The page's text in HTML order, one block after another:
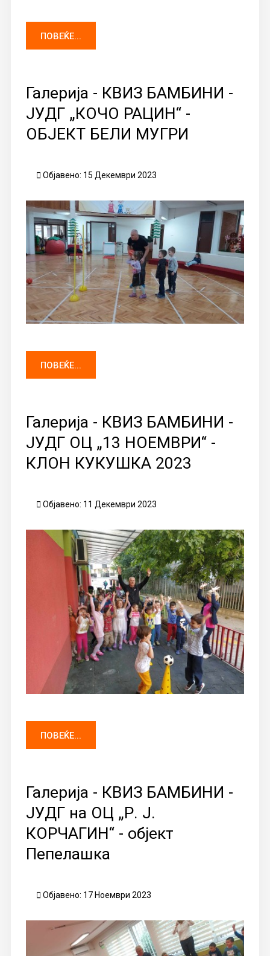
ПОВЕЌЕ...
Галерија - КВИЗ БАМБИНИ -
ЈУДГ „КОЧО РАЦИН“ -
ОБЈЕКТ БЕЛИ МУГРИ
Објавено: 15 Декември 2023
ПОВЕЌЕ...
Галерија - КВИЗ БАМБИНИ -
ЈУДГ ОЦ „13 НОЕМВРИ“ -
КЛОН КУКУШКА 2023
Објавено: 11 Декември 2023
ПОВЕЌЕ...
Галерија - КВИЗ БАМБИНИ -
ЈУДГ на ОЦ „Р. Ј.
КОРЧАГИН“ - објект
Пепелашка
Објавено: 17 Ноември 2023